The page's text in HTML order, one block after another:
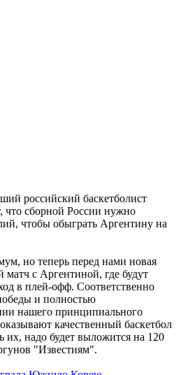
российский баскетболист
что сборной России нужно
чтобы обыграть Аргентину на
но теперь перед нами новая
с Аргентиной, где будут
в плей-офф. Соответственно
и полностью
нашего принципиального
качественный баскетбол
их, надо будет выложится на 120
"Известиям".